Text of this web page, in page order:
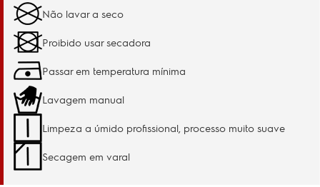
Não lavar a seco
Proibido usar secadora
Passar em temperatura mínima
Lavagem manual
Limpeza a úmido profissional, processo muito suave
Secagem em varal